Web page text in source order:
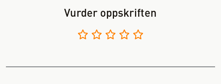
Vurder oppskriften